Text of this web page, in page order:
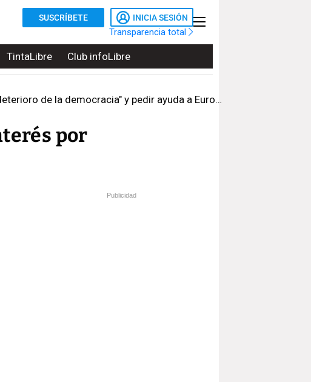
SUSCRÍBETE INICIA SESIÓN
Transparencia total
TintaLibre Club infoLibre
de la democracia" y pedir ayuda a Europa
por
Publicidad